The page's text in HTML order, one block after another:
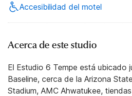
Accesibilidad del motel
Acerca de este studio
El Estudio 6 Tempe está ubicado
Baseline, cerca de la Arizona
Stadium, AMC Ahwatukee,